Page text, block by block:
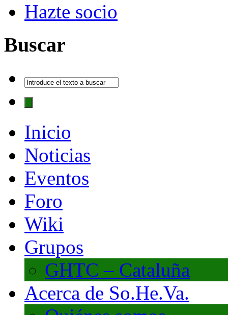
Hazte socio
Buscar
Inicio
Noticias
Eventos
Foro
Wiki
Grupos
GHTC – Cataluña
Acerca de So.He.Va.